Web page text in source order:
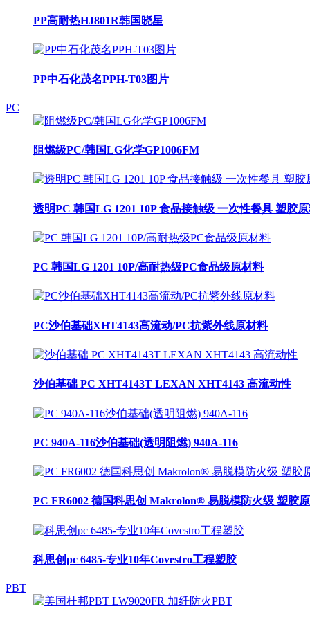
PP高耐热HJ801R韩国晓星
PP中石化茂名PPH-T03图片
PC
阻燃级PC/韩国LG化学GP1006FM
透明PC 韩国LG 1201 10P 食品接触级 一次性餐具 塑胶
PC 韩国LG 1201 10P/高耐热级PC食品级原材料
PC沙伯基础XHT4143高流动/PC抗紫外线原材料
沙伯基础 PC XHT4143T LEXAN XHT4143 高流动性
PC 940A-116沙伯基础(透明阻燃) 940A-116
PC FR6002 德国科思创 Makrolon® 易脱模防火级 塑胶
科思创pc 6485-专业10年Covestro工程塑胶
PBT